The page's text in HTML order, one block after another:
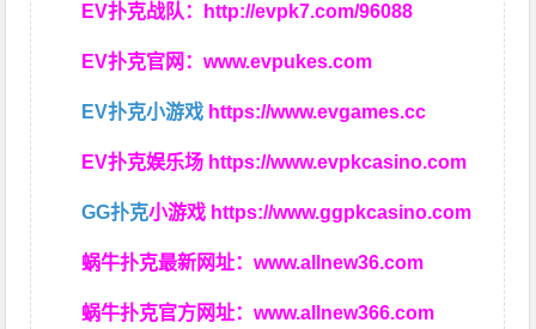
EV扑克战队： http://evpk7.com/96088
EV扑克官网：www.evpukes.com
EV扑克小游戏 https://www.evgames.cc
EV扑克娱乐场 https://www.evpkcasino.com
GG扑克小游戏 https://www.ggpkcasino.com
蜗牛扑克最新网址：www.allnew36.com
蜗牛扑克官方网址：www.allnew366.com